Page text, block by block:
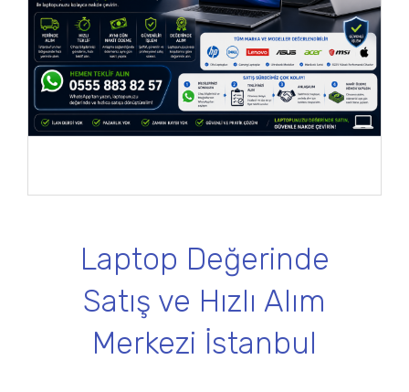
Laptop Değerinde
Satış ve Hızlı Alım
Merkezi İstanbul